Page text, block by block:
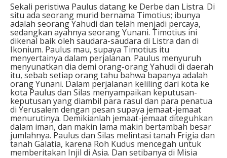
Sekali peristiwa Paulus datang ke Derbe dan Listra. Di
situ ada seorang murid bernama Timotius; ibunya
adalah seorang Yahudi dan telah menjadi percaya,
sedangkan ayahnya seorang Yunani. Timotius ini
dikenal baik oleh saudara-saudara di Listra dan di
Ikonium. Paulus mau, supaya Timotius itu
menyertainya dalam perjalanan. Paulus menyuruh
menyunatkan dia demi orang-orang Yahudi di daerah
itu, sebab setiap orang tahu bahwa bapanya adalah
orang Yunani. Dalam perjalanan keliling dari kota ke
kota Paulus dan Silas menyampaikan keputusan-
keputusan yang diambil para rasul dan para penatua
di Yerusalem dengan pesan supaya jemaat-jemaat
menurutinya. Demikianlah jemaat-jemaat diteguhkan
dalam iman, dan makin lama makin bertambah besar
jumlahnya. Paulus dan Silas melintasi tanah Frigia dan
tanah Galatia, karena Roh Kudus mencegah untuk
memberitakan Injil di Asia. Dan setibanya di Misia